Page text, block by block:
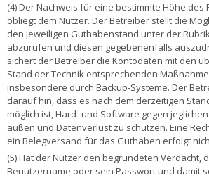
(4) Der Nachweis für eine bestimmte Höhe
obliegt dem Nutzer. Der Betreiber stellt die
den jeweiligen Guthabenstand unter der
abzurufen und diesen gegebenenfalls
sichert der Betreiber die Kontodaten mit den
Stand der Technik entsprechenden
insbesondere durch Backup-Systeme. Der
darauf hin, dass es nach dem derzeitigen
möglich ist, Hard- und Software gegen
außen und Datenverlust zu schützen. Eine
ein Belegversand für das Guthaben erfolgt
(5) Hat der Nutzer den begründeten Verdacht,
Benutzername oder sein Passwort und damit